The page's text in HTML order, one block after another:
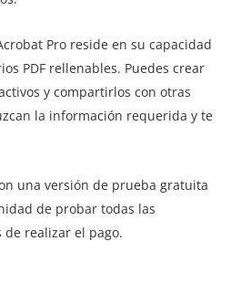
Pro reside en su capacidad
PDF rellenables. Puedes crear
y compartirlos con otras
la información requerida y te
una versión de prueba gratuita
de probar todas las
realizar el pago.